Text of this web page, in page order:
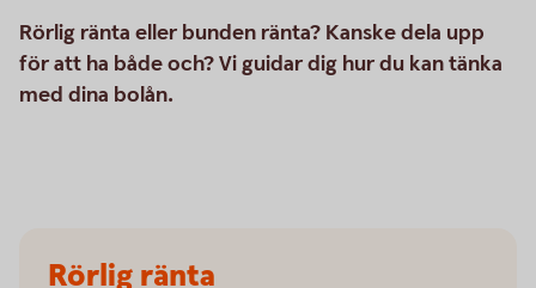
Rörlig ränta eller bunden ränta? Kanske dela upp
för att ha både och? Vi guidar dig hur du kan tänka
med dina bolån.
Rörlig ränta